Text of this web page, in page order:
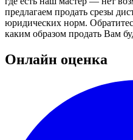
предлагаем продать срезы
юридических норм.
каким образом продать Вам
Онлайн оценка